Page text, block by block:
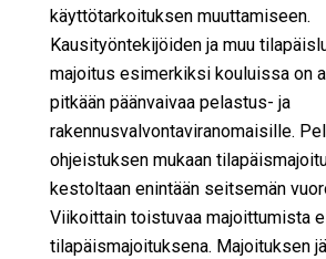
käyttötarkoituksen muuttamiseen.
Kausityöntekijöiden ja muu
majoitus esimerkiksi kouluissa on
pitkään päänvaivaa pelastus- ja
rakennusvalvontaviranomaisille.
ohjeistuksen mukaan
kestoltaan enintään seitsemän
Viikoittain toistuvaa majoittumista
tilapäismajoituksena. Majoituksen